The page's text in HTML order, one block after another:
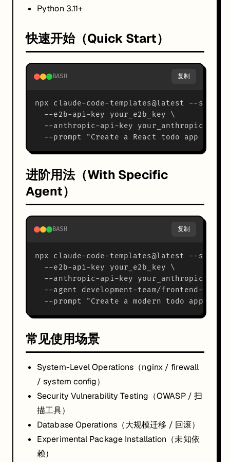
Python 3.11+
快速开始（Quick Start）
BASH 复制
npx claude-code-templates@latest --
  --e2b-api-key your_e2b_key \
--anthropic-api-key your_anthropic_key
进阶用法（With Specific
Agent）
BASH 复制
npx claude-code-templates@latest --
  --e2b-api-key your_e2b_key \
--anthropic-api-key your_anthropic_key
--agent development-team/frontend-
常见使用场景
System-Level Operations（nginx / firewall
/ system config）
Security Vulnerability Testing（OWASP / 扫
描工具）
Database Operations（大规模迁移 / 回滚）
Experimental Package Installation（未知依
赖）